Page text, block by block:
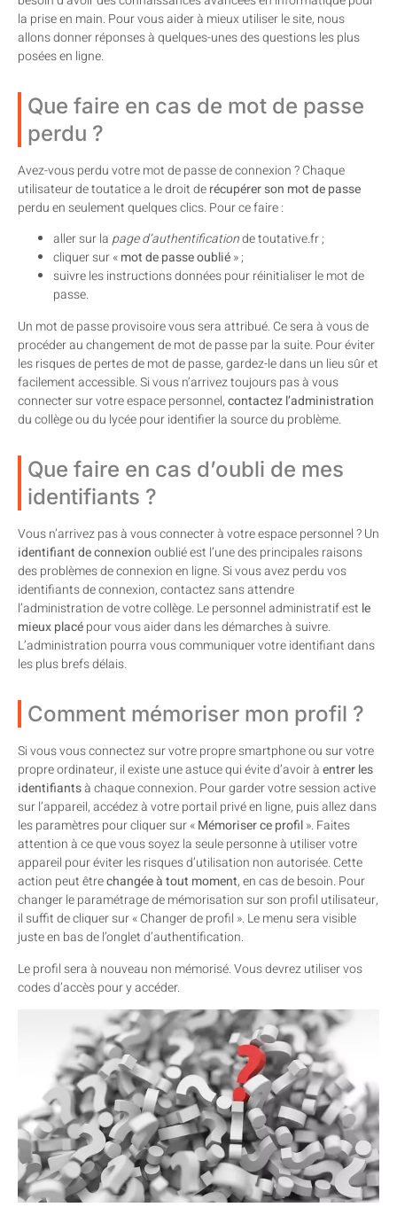
la prise en main. Pour vous aider à mieux utiliser le site, nous
allons donner réponses à quelques-unes des questions les plus
posées en ligne.
Que faire en cas de mot de passe
perdu ?
Avez-vous perdu votre mot de passe de connexion ? Chaque
utilisateur de toutatice a le droit derécupérer son mot de passe
perdu en seulement quelques clics. Pour ce faire :
aller sur lapage d’authentificationde toutative.fr ;
cliquer sur «mot de passe oublié» ;
suivre les instructions données pour réinitialiser le mot de
passe.
Un mot de passe provisoire vous sera attribué. Ce sera à vous de
procéder au changement de mot de passe par la suite. Pour éviter
les risques de pertes de mot de passe, gardez-le dans un lieu sûr et
facilement accessible. Si vous n’arrivez toujours pas à vous
connecter sur votre espace personnel,contactez l’administration
du collège ou du lycée pour identifier la source du problème.
Que faire en cas d’oubli de mes
identifiants ?
Vous n’arrivez pas à vous connecter à votre espace personnel ? Un
identifiant de connexionoublié est l’une des principales raisons
des problèmes de connexion en ligne. Si vous avez perdu vos
identifiants de connexion, contactez sans attendre
l’administration de votre collège. Le personnel administratif est le
mieux placépour vous aider dans les démarches à suivre.
L’administration pourra vous communiquer votre identifiant dans
les plus brefs délais.
Comment mémoriser mon profil ?
Si vous vous connectez sur votre propre smartphone ou sur votre
propre ordinateur, il existe une astuce qui évite d’avoir àentrer les
identifiantsà chaque connexion. Pour garder votre session active
sur l’appareil, accédez à votre portail privé en ligne, puis allez dans
les paramètres pour cliquer sur «Mémoriser ce profil». Faites
attention à ce que vous soyez la seule personne à utiliser votre
appareil pour éviter les risques d’utilisation non autorisée. Cette
action peut êtrechangée à tout moment, en cas de besoin. Pour
changer le paramétrage de mémorisation sur son profil utilisateur,
il suffit de cliquer sur « Changer de profil ». Le menu sera visible
juste en bas de l’onglet d’authentification.
Le profil sera à nouveau non mémorisé. Vous devrez utiliser vos
codes d’accès pour y accéder.